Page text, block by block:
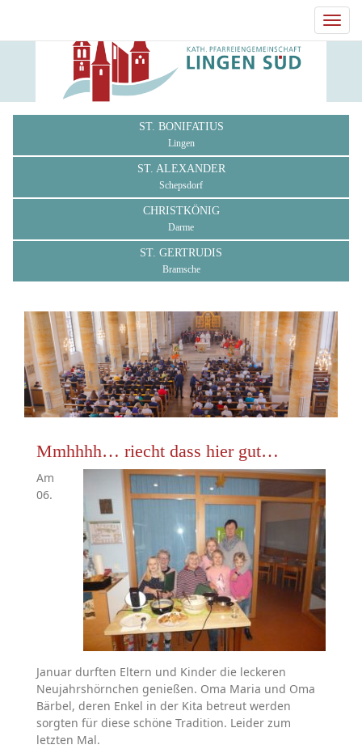
ST. BONIFATIUS
Lingen
ST. ALEXANDER
Schepsdorf
CHRISTKÖNIG
Darme
ST. GERTRUDIS
Bramsche
Mmhhhh… riecht dass hier gut…
Am
06.
Januar durften Eltern und Kinder die leckeren
Neujahrshörnchen genießen. Oma Maria und Oma
Bärbel, deren Enkel in der Kita betreut werden
sorgten für diese schöne Tradition. Leider zum
letzten Mal.